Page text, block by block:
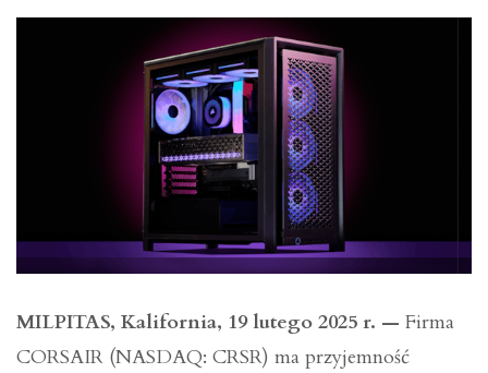
MILPITAS, Kalifornia, 19 lutego 2025 r. — Firma
CORSAIR (NASDAQ: CRSR) ma przyjemność